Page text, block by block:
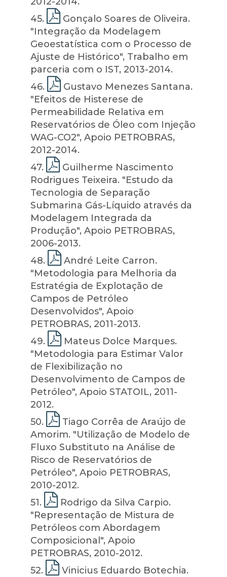
45.
Gonçalo Soares de Oliveira.
"Integração da Modelagem
Geoestatística com o Processo de
Ajuste de Histórico", Trabalho em
parceria com o IST, 2013-2014.
46.
Gustavo Menezes Santana.
"Efeitos de Histerese de
Permeabilidade Relativa em
Reservatórios de Óleo com Injeção
WAG-CO2", Apoio PETROBRAS,
2012-2014.
47.
Guilherme Nascimento
Rodrigues Teixeira. "Estudo da
Tecnologia de Separação
Submarina Gás-Líquido através da
Modelagem Integrada da
Produção", Apoio PETROBRAS,
2006-2013.
48.
André Leite Carron.
"Metodologia para Melhoria da
Estratégia de Explotação de
Campos de Petróleo
Desenvolvidos", Apoio
PETROBRAS, 2011-2013.
49.
Mateus Dolce Marques.
"Metodologia para Estimar Valor
de Flexibilização no
Desenvolvimento de Campos de
Petróleo", Apoio STATOIL, 2011-
2012.
50.
Tiago Corrêa de Araújo de
Amorim. "Utilização de Modelo de
Fluxo Substituto na Análise de
Risco de Reservatórios de
Petróleo", Apoio PETROBRAS,
2010-2012.
51.
Rodrigo da Silva Carpio.
"Representação de Mistura de
Petróleos com Abordagem
Composicional", Apoio
PETROBRAS, 2010-2012.
52.
Vinicius Eduardo Botechia.